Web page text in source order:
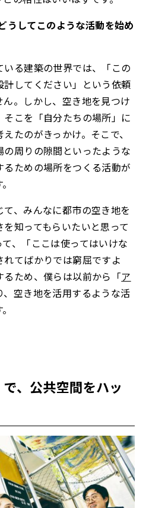
してこのような活動を始め
る建築の世界では、「この
してください」という依頼
。しかし、空き地を見つけ
こを「自分たちの場所」に
たのがきっかけ。そこで、
の周りの隙間といったような
るための場所をつくる活動が
、みんなに都市の空き地を
知ってもらいたいと思って
、「ここは使ってはいけな
てばかりでは窮屈ですよ
ため、僕らは以前から「ア
、空き地を活用するような活
で、公共空間をハッ